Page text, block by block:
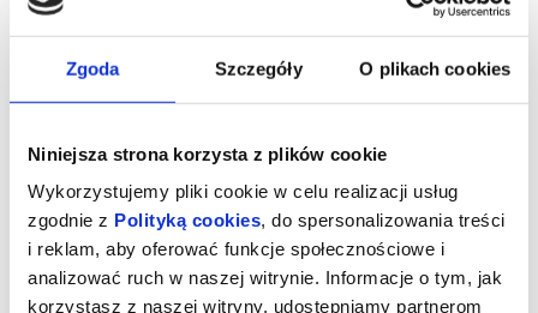
Zgoda Szczegóły O plikach cookies
Niniejsza strona korzysta z plików cookie
Wykorzystujemy pliki cookie w celu realizacji usług
zgodnie z Polityką cookies, do spersonalizowania treści
i reklam, aby oferować funkcje społecznościowe i
analizować ruch w naszej witrynie. Informacje o tym, jak
korzystasz z naszej witryny, udostępniamy partnerom
Program:
Hector Berlioz
Hector Berlioz
Les nuits d’été op. 7 [30']
... przerwa [20']
Francis Poulenc
Muzyka do baletu Les biches [34']
Zamiłowanie Hectora Berlioza do teatru i wrażliwość na poezję
były powszechnie znane. Tristia (dosłownie Żale) op. 18 na chór i
orkiestrę, choć swym tytułem nawiązujące do zbioru elegii
Owidiusza, w rzeczywistości odwołują się do dzieł literackich
innych autorów. Zostały zarazem potraktowane przez
kompozytora jako muzyczne kartki z pamiętnika. Zbiór otwiera
Medytacja religijna do słów wiersza Thomasa Moore’a, przy której